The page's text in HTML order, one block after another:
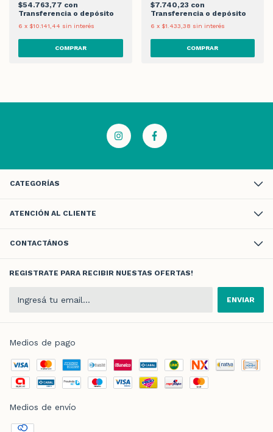
$54.763,77 con
Transferencia o depósito
6 x $10.141,44 sin interés
$7.740,23 con
Transferencia o depósito
6 x $1.433,38 sin interés
CATEGORÍAS
ATENCIÓN AL CLIENTE
CONTACTÁNOS
REGISTRATE PARA RECIBIR NUESTAS OFERTAS!
Medios de pago
Medios de envío